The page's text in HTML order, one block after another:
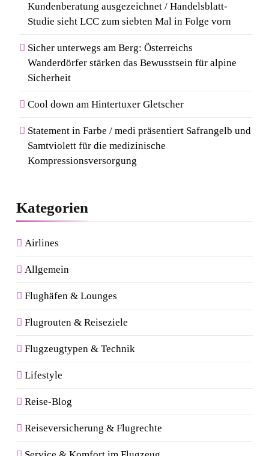
Kundenberatung ausgezeichnet / Handelsblatt-
Studie sieht LCC zum siebten Mal in Folge vorn
Sicher unterwegs am Berg: Österreichs
Wanderdörfer stärken das Bewusstsein für alpine
Sicherheit
Cool down am Hintertuxer Gletscher
Statement in Farbe / medi präsentiert Safrangelb und
Samtviolett für die medizinische
Kompressionsversorgung
Kategorien
Airlines
Allgemein
Flughäfen & Lounges
Flugrouten & Reiseziele
Flugzeugtypen & Technik
Lifestyle
Reise-Blog
Reiseversicherung & Flugrechte